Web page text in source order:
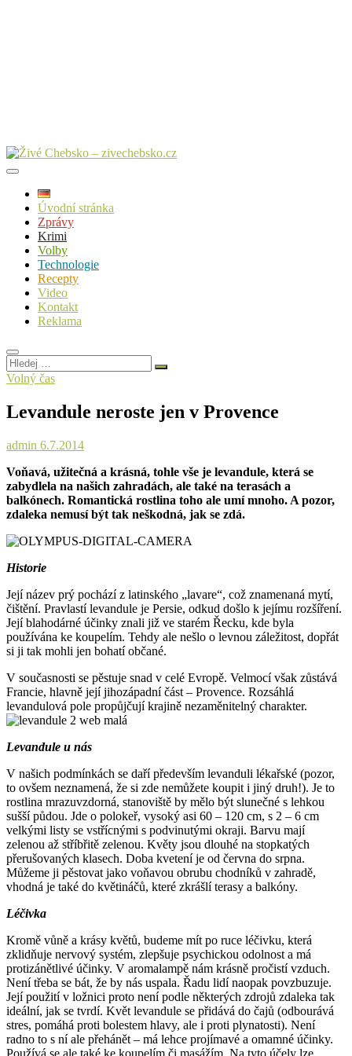
Úvodní stránka
Zprávy
Krimi
Volby
Technologie
Recepty
Video
Kontakt
Reklama
Hledej
…
Volný čas
Levandule neroste jen v Provence
admin 6.7.2014
Voňavá, užitečná a krásná, tohle vše je levandule, která se
zabydlela na našich zahradách, ale také na terasách a
balkónech. Romantická rostlina toho ale umí mnoho. A pozor,
zdaleka nemusí být tak neškodná, jak se zdá.
Historie
Její název prý pochází z latinského „lavare“, což znamenaná mytí,
čištění. Pravlastí levandule je Persie, odkud došlo k jejímu rozšíření.
Její blahodárné účinky znali již ve starém Řecku, kde byla
používána ke koupelím. Tehdy ale nešlo o levnou záležitost, dopřát
si ji tak mohli jen bohatí občané.
V současnosti se pěstuje snad v celé Evropě. Velmocí však zůstává
Francie, hlavně její jihozápadní část – Provence. Rozsáhlá
levandulová pole propůjčují krajině nezaměnitelný charakter.
Levandule u nás
V našich podmínkách se daří především levanduli lékařské (pozor,
to ovšem neznamená, že si zde nemůžete koupit i jiný druh!). Je to
rostlina mrazuvzdorná, stanoviště by mělo být slunečné s lehkou
sušší půdou. Jde o polokeř, vysoký asi 60 – 120 cm, s 2 – 6 cm
velkými listy se vstřícnými s podvinutými okraji. Barvu mají
zelenou až stříbřitě zelenou. Květy jsou dlouhé na stopkatých
přerušovaných klasech. Doba kvetení je od června do srpna.
Můžeme ji pěstovat jako voňavou obrubu chodníků v zahradě,
vhodná je také do květináčů, které zkrášlí terasy a balkóny.
Léčivka
Kromě vůně a krásy květů, budeme mít po ruce léčivku, která
zklidňuje nervový systém, zlepšuje psychickou odolnost a má
protizánětlivé účinky. V aromalampě nám krásně pročistí vzduch.
Není třeba se bát, že by nás uspala. Řadu lidí naopak povzbuzuje.
Její použití v ložnici proto není podle některých zdrojů zdaleka tak
ideální, jak se tvrdí. Květ levandule se přidává do čajů (odbourává
stres, pomáhá proti bolestem hlavy, ale i proti plynatosti). Není
radno to s ní ale přehánět – má lehce projímavé a omamné účinky.
Používá se ale také ke koupelím či masážím. Na tyto účely lze